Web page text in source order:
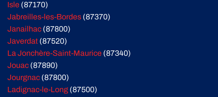
Isle (87170)
Jabreilles-les-Bordes (87370)
Janailhac (87800)
Javerdat (87520)
La Jonchère-Saint-Maurice (87340)
Jouac (87890)
Jourgnac (87800)
Ladignac-le-Long (87500)